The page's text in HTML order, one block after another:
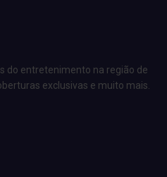
do entretenimento na região de
exclusivas e muito mais.